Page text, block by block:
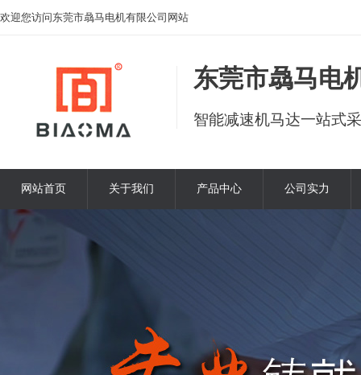
欢迎您访问东莞市骉马电机有限公司网站
东莞市骉马电
智能减速机马达一站式
网站首页 关于我们 产品中心 公司实力